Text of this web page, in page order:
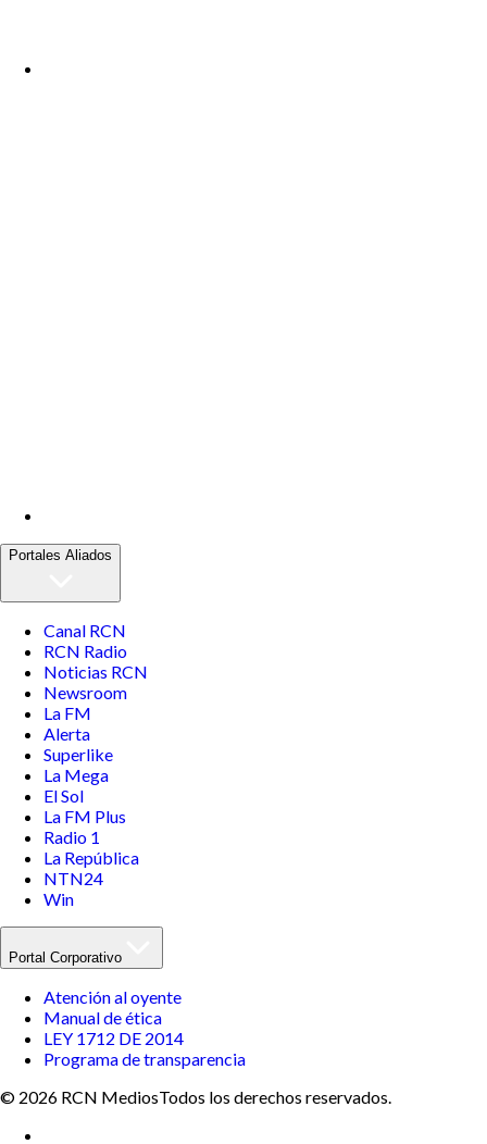
Portales Aliados
Canal RCN
RCN Radio
Noticias RCN
Newsroom
La FM
Alerta
Superlike
La Mega
El Sol
La FM Plus
Radio 1
La República
NTN24
Win
Portal Corporativo
Atención al oyente
Manual de ética
LEY 1712 DE 2014
Programa de transparencia
© 2026 RCN MediosTodos los derechos reservados.